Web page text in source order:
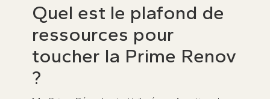
Quel est le plafond de
ressources pour
toucher la Prime Renov
?